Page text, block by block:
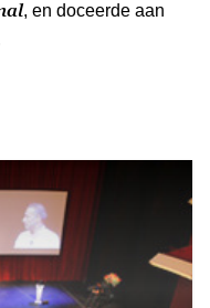
, en doceerde aan